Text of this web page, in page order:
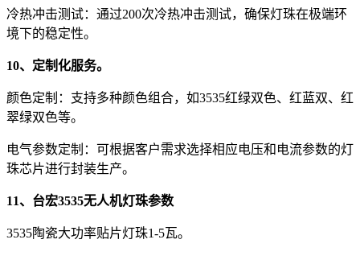
冷热冲击测试：通过200次冷热冲击测试，确保灯珠在极端环
境下的稳定性。
10、定制化服务。
颜色定制：支持多种颜色组合，如3535红绿双色、红蓝双、红
翠绿双色等。
电气参数定制：可根据客户需求选择相应电压和电流参数的灯
珠芯片进行封装生产。
11、台宏3535无人机灯珠参数
3535陶瓷大功率贴片灯珠1-5瓦。